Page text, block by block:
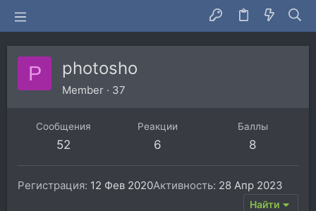
P photosho
Member · 37
Сообщения
52
Реакции
6
Баллы
8
Регистрация 12 Фев 2020Активность 28 Апр 2023
Найти